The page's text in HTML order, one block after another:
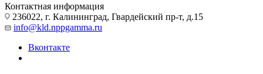
Контактная информация
236022, г. Калининград, Гвардейский пр-т, д.15
info@kld.nppgamma.ru
Вконтакте